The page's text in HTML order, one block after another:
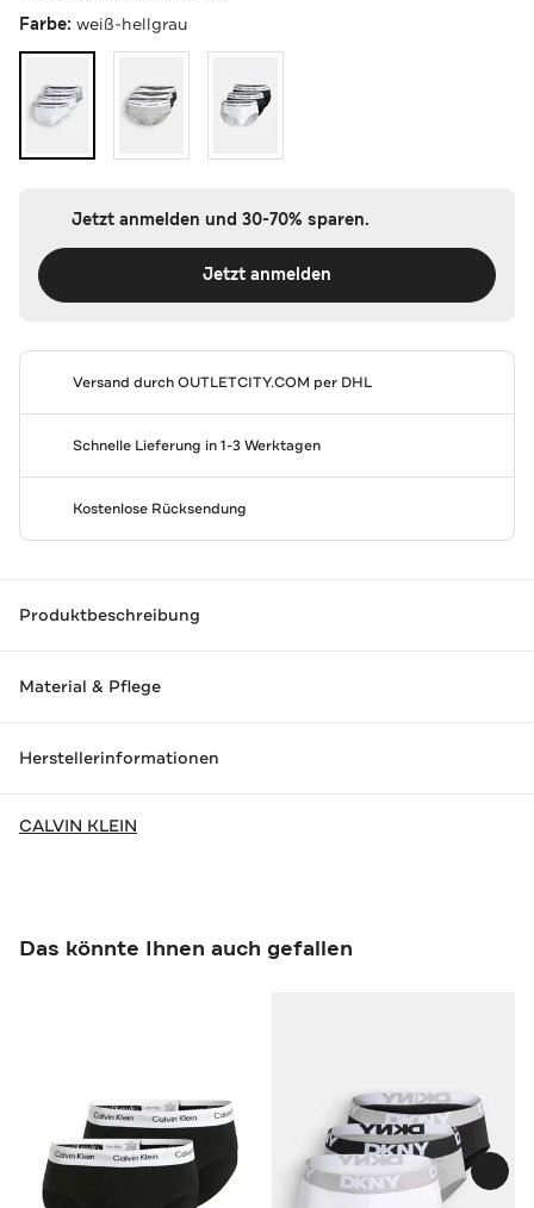
Farbe: weiß-hellgrau
Jetzt anmelden und 30-70% sparen.
Jetzt anmelden
Versand durchOUTLETCITY.COM per DHL
Schnelle Lieferung in 1-3 Werktagen
Kostenlose Rücksendung
Produktbeschreibung
Material & Pflege
Herstellerinformationen
CALVIN KLEIN
Das könnte Ihnen auch gefallen